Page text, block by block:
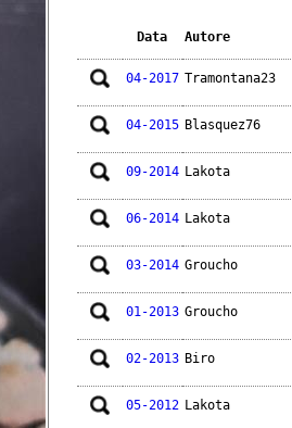
Data Autore
04-2017 Tramontana23
04-2015 Blasquez76
09-2014 Lakota
06-2014 Lakota
03-2014 Groucho
01-2013 Groucho
02-2013 Biro
05-2012 Lakota